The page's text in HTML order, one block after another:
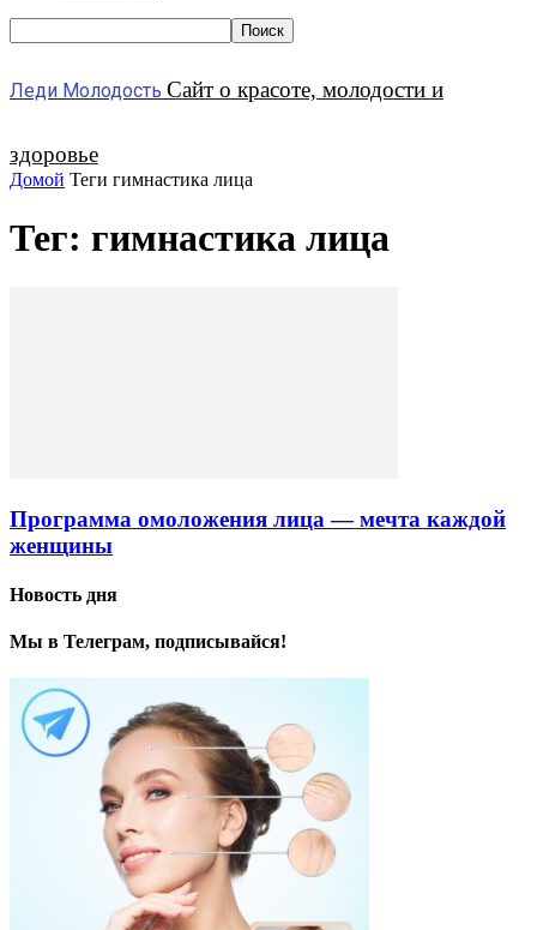
Леди Молодость Сайт о красоте, молодости и
здоровье
Домой Теги гимнастика лица
Тег: гимнастика лица
Программа омоложения лица — мечта каждой
женщины
Новость дня
Мы в Телеграм, подписывайся!